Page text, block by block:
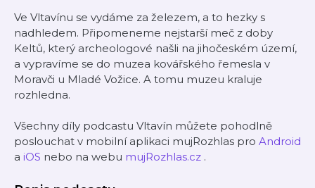
Ve Vltavínu se vydáme za železem, a to hezky s
nadhledem. Připomeneme nejstarší meč z doby
Keltů, který archeologové našli na jihočeském území,
a vypravíme se do muzea kovářského řemesla v
Moravči u Mladé Vožice. A tomu muzeu kraluje
rozhledna.
Všechny díly podcastu Vltavín můžete pohodlně
poslouchat v mobilní aplikaci mujRozhlas pro Android
a iOS nebo na webu mujRozhlas.cz .